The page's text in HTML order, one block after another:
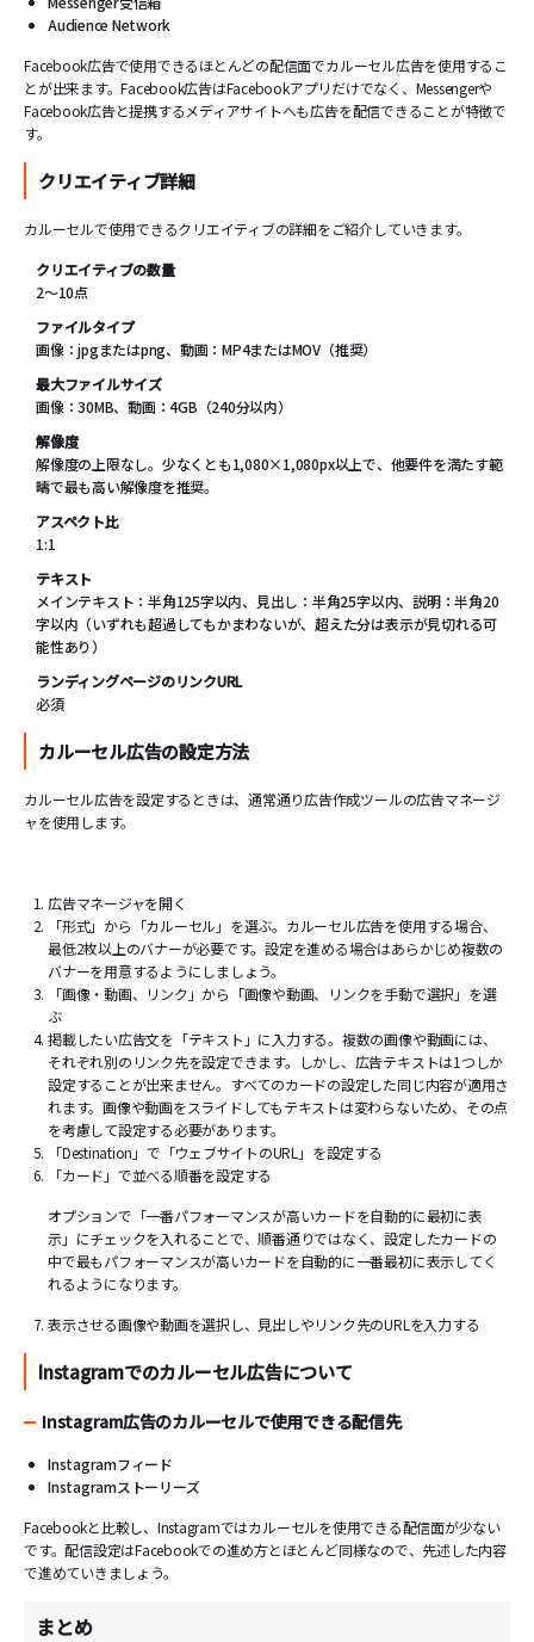
Audience Network
Facebook広告で使用できるほとんどの配信面でカルーセル広告を使用するこ
とが出来ます。Facebook広告はFacebookアプリだけでなく、Messengerや
Facebook広告と提携するメディアサイトへも広告を配信できることが特徴で
す。
クリエイティブ詳細
カルーセルで使用できるクリエイティブの詳細をご紹介していきます。
クリエイティブの数量
2〜10点
ファイルタイプ
画像：jpgまたはpng、動画：MP4またはMOV（推奨）
最大ファイルサイズ
画像：30MB、動画：4GB（240分以内）
解像度
解像度の上限なし。少なくとも1,080×1,080px以上で、他要件を満たす範
疇で最も高い解像度を推奨。
アスペクト比
1:1
テキスト
メインテキスト：半角125字以内、見出し：半角25字以内、説明：半角20
字以内（いずれも超過してもかまわないが、超えた分は表示が見切れる可
能性あり）
ランディングページのリンクURL
必須
カルーセル広告の設定方法
カルーセル広告を設定するときは、通常通り広告作成ツールの広告マネージ
ャを使用します。
広告マネージャを開く
「形式」から「カルーセル」を選ぶ。カルーセル広告を使用する場合、
最低2枚以上のバナーが必要です。設定を進める場合はあらかじめ複数の
バナーを用意するようにしましょう。
「画像・動画、リンク」から「画像や動画、リンクを手動で選択」を選
ぶ
掲載したい広告文を「テキスト」に入力する。複数の画像や動画には、
それぞれ別のリンク先を設定できます。しかし、広告テキストは1つしか
設定することが出来ません。すべてのカードの設定した同じ内容が適用さ
れます。画像や動画をスライドしてもテキストは変わらないため、その点
を考慮して設定する必要があります。
「Destination」で「ウェブサイトのURL」を設定する
「カード」で並べる順番を設定する
オプションで「一番パフォーマンスが高いカードを自動的に最初に表
示」にチェックを入れることで、順番通りではなく、設定したカードの
中で最もパフォーマンスが高いカードを自動的に一番最初に表示してく
れるようになります。
表示させる画像や動画を選択し、見出しやリンク先のURLを入力する
Instagramでのカルーセル広告について
Instagram広告のカルーセルで使用できる配信先
Instagramフィード
Instagramストーリーズ
Facebookと比較し、Instagramではカルーセルを使用できる配信面が少ない
です。配信設定はFacebookでの進め方とほとんど同様なので、先述した内容
で進めていきましょう。
まとめ